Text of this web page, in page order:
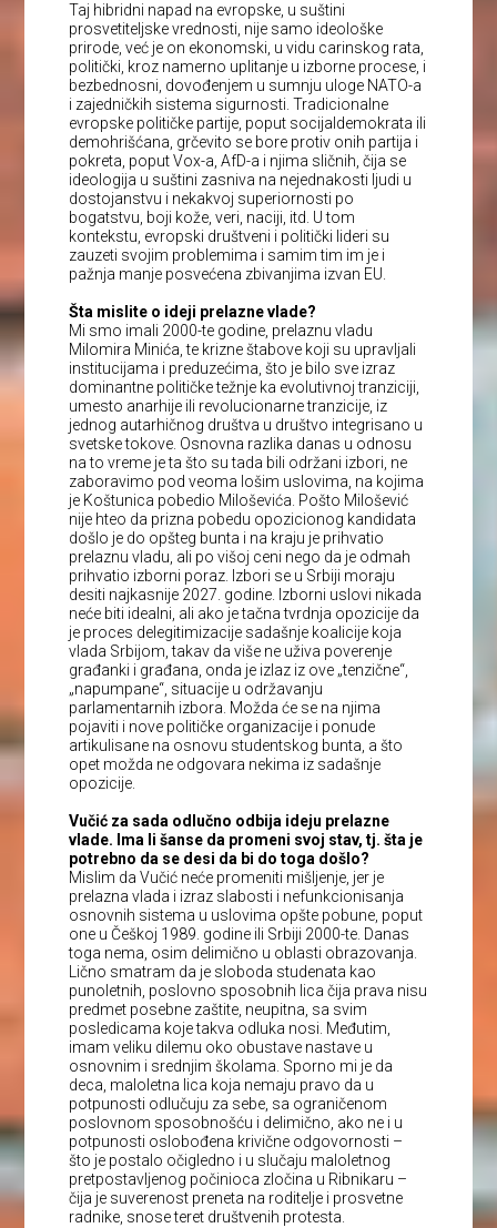
Taj hibridni napad na evropske, u suštini
prosvetiteljske vrednosti, nije samo ideološke
prirode, već je on ekonomski, u vidu carinskog rata,
politički, kroz namerno uplitanje u izborne procese, i
bezbednosni, dovođenjem u sumnju uloge NATO-a
i zajedničkih sistema sigurnosti. Tradicionalne
evropske političke partije, poput socijaldemokrata ili
demohrišćana, grčevito se bore protiv onih partija i
pokreta, poput Vox-a, AfD-a i njima sličnih, čija se
ideologija u suštini zasniva na nejednakosti ljudi u
dostojanstvu i nekakvoj superiornosti po
bogatstvu, boji kože, veri, naciji, itd. U tom
kontekstu, evropski društveni i politički lideri su
zauzeti svojim problemima i samim tim im je i
pažnja manje posvećena zbivanjima izvan EU.
Šta mislite o ideji prelazne vlade?
Mi smo imali 2000-te godine, prelaznu vladu
Milomira Minića, te krizne štabove koji su upravljali
institucijama i preduzećima, što je bilo sve izraz
dominantne političke težnje ka evolutivnoj tranziciji,
umesto anarhije ili revolucionarne tranzicije, iz
jednog autarhičnog društva u društvo integrisano u
svetske tokove. Osnovna razlika danas u odnosu
na to vreme je ta što su tada bili održani izbori, ne
zaboravimo pod veoma lošim uslovima, na kojima
je Koštunica pobedio Miloševića. Pošto Milošević
nije hteo da prizna pobedu opozicionog kandidata
došlo je do opšteg bunta i na kraju je prihvatio
prelaznu vladu, ali po višoj ceni nego da je odmah
prihvatio izborni poraz. Izbori se u Srbiji moraju
desiti najkasnije 2027. godine. Izborni uslovi nikada
neće biti idealni, ali ako je tačna tvrdnja opozicije da
je proces delegitimizacije sadašnje koalicije koja
vlada Srbijom, takav da više ne uživa poverenje
građanki i građana, onda je izlaz iz ove „tenzične“,
„napumpane“, situacije u održavanju
parlamentarnih izbora. Možda će se na njima
pojaviti i nove političke organizacije i ponude
artikulisane na osnovu studentskog bunta, a što
opet možda ne odgovara nekima iz sadašnje
opozicije.
Vučić za sada odlučno odbija ideju prelazne
vlade. Ima li šanse da promeni svoj stav, tj. šta je
potrebno da se desi da bi do toga došlo?
Mislim da Vučić neće promeniti mišljenje, jer je
prelazna vlada i izraz slabosti i nefunkcionisanja
osnovnih sistema u uslovima opšte pobune, poput
one u Češkoj 1989. godine ili Srbiji 2000-te. Danas
toga nema, osim delimično u oblasti obrazovanja.
Lično smatram da je sloboda studenata kao
punoletnih, poslovno sposobnih lica čija prava nisu
predmet posebne zaštite, neupitna, sa svim
posledicama koje takva odluka nosi. Međutim,
imam veliku dilemu oko obustave nastave u
osnovnim i srednjim školama. Sporno mi je da
deca, maloletna lica koja nemaju pravo da u
potpunosti odlučuju za sebe, sa ograničenom
poslovnom sposobnošću i delimično, ako ne i u
potpunosti oslobođena krivične odgovornosti –
što je postalo očigledno i u slučaju maloletnog
pretpostavljenog počinioca zločina u Ribnikaru –
čija je suverenost preneta na roditelje i prosvetne
radnike, snose teret društvenih protesta.